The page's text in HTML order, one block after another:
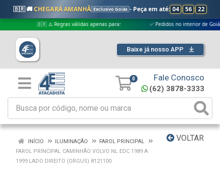
🇧🇷 🚚CHEGARÁ AMANHÃ Exclusivo Goiás - Peça em até: 04 : 56 : 22
🇧🇷 ⚠️ Regras válidas apenas para: ✅ Pedidos no interior de Goiás
Baixe já nosso APP
0 Fale Conosco
(62) 3878-3333
VOLTAR
INÍCIO ILUMINAÇÃO
FAROL PRINCIPAL
FAROL PRINCIPAL CAMINHÃO VOLVO NL EDC 1989 A
1999 LADO DIREITO (ORGUS) 8121100